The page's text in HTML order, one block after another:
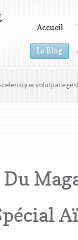
Accueil
Le Blog
odio est